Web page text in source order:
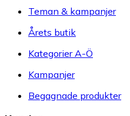
Teman & kampanjer
Årets butik
Kategorier A-Ö
Kampanjer
Begagnade produkter